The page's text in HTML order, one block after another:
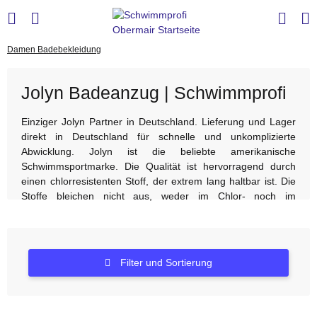
Damen Badebekleidung
Jolyn Badeanzug | Schwimmprofi
Einziger Jolyn Partner in Deutschland. Lieferung und Lager
direkt in Deutschland für schnelle und unkomplizierte
Abwicklung. Jolyn ist die beliebte amerikanische
Schwimmsportmarke. Die Qualität ist hervorragend durch
einen chlorresistenten Stoff, der extrem lang haltbar ist. Die
Stoffe bleichen nicht aus, weder im Chlor- noch im
Filter und Sortierung